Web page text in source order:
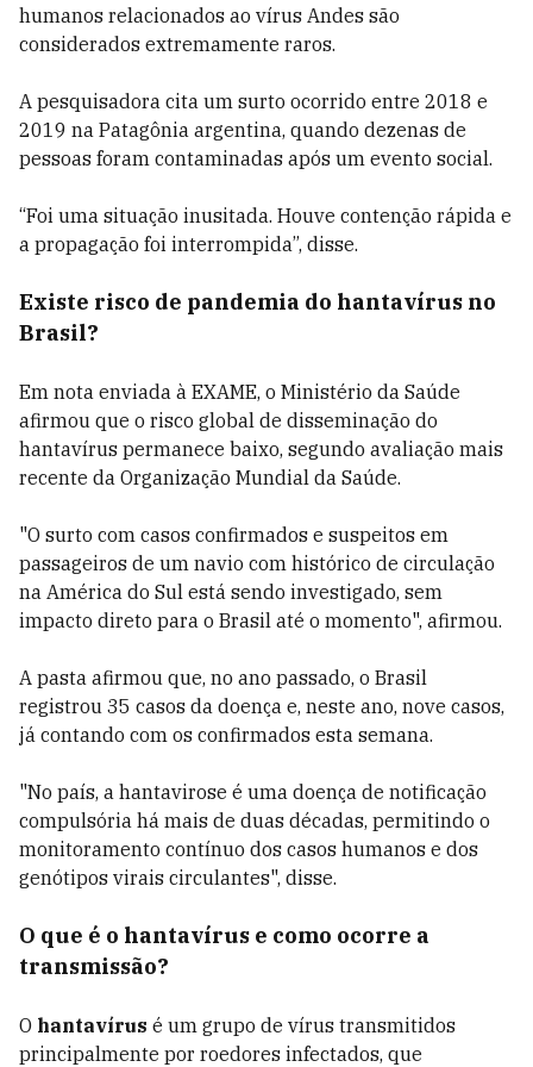
humanos relacionados ao vírus Andes são
considerados extremamente raros.
A pesquisadora cita um surto ocorrido entre 2018 e
2019 na Patagônia argentina, quando dezenas de
pessoas foram contaminadas após um evento social.
“Foi uma situação inusitada. Houve contenção rápida e
a propagação foi interrompida”, disse.
Existe risco de pandemia do hantavírus no
Brasil?
Em nota enviada à EXAME, o Ministério da Saúde
afirmou que o risco global de disseminação do
hantavírus permanece baixo, segundo avaliação mais
recente da Organização Mundial da Saúde.
"O surto com casos confirmados e suspeitos em
passageiros de um navio com histórico de circulação
na América do Sul está sendo investigado, sem
impacto direto para o Brasil até o momento", afirmou.
A pasta afirmou que, no ano passado, o Brasil
registrou 35 casos da doença e, neste ano, nove casos,
já contando com os confirmados esta semana.
"No país, a hantavirose é uma doença de notificação
compulsória há mais de duas décadas, permitindo o
monitoramento contínuo dos casos humanos e dos
genótipos virais circulantes", disse.
O que é o hantavírus e como ocorre a
transmissão?
O hantavírus é um grupo de vírus transmitidos
principalmente por roedores infectados, que